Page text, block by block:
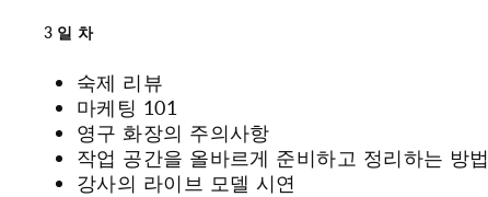
3일차
숙제 리뷰
마케팅 101
영구 화장의 주의사항
작업 공간을 올바르게 준비하고 정리하는 방법
강사의 라이브 모델 시연